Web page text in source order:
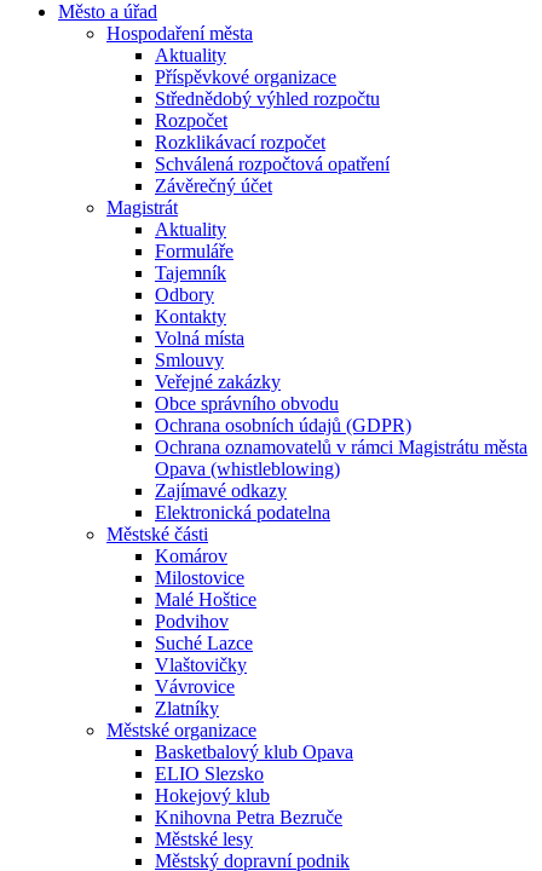
Město a úřad
Hospodaření města
Aktuality
Příspěvkové organizace
Střednědobý výhled rozpočtu
Rozpočet
Rozklikávací rozpočet
Schválená rozpočtová opatření
Závěrečný účet
Magistrát
Aktuality
Formuláře
Tajemník
Odbory
Kontakty
Volná místa
Smlouvy
Veřejné zakázky
Obce správního obvodu
Ochrana osobních údajů (GDPR)
Ochrana oznamovatelů v rámci Magistrátu města
Opava (whistleblowing)
Zajímavé odkazy
Elektronická podatelna
Městské části
Komárov
Milostovice
Malé Hoštice
Podvihov
Suché Lazce
Vlaštovičky
Vávrovice
Zlatníky
Městské organizace
Basketbalový klub Opava
ELIO Slezsko
Hokejový klub
Knihovna Petra Bezruče
Městské lesy
Městský dopravní podnik